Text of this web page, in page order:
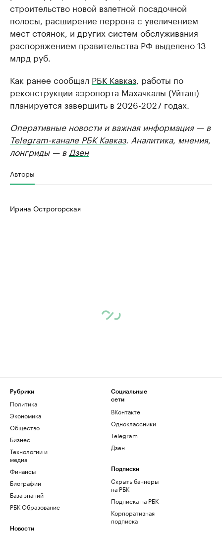
строительство новой взлетной посадочной
полосы, расширение перрона с увеличением
мест стоянок, и других систем обслуживания
распоряжением правительства РФ выделено 13
млрд руб.
Как ранее сообщал РБК Кавказ , работы по
реконструкции аэропорта Махачкалы (Уйташ)
планируется завершить в 2026-2027 годах.
Оперативные новости и важная информация — в
Telegram-канале РБК Кавказ. Аналитика, мнения,
лонгриды — в Дзен
Авторы
Ирина Острогорская
Рубрики
Политика
Экономика
Общество
Бизнес
Технологии и
медиа
Финансы
Биографии
База знаний
РБК Образование
Новости
Социальные
сети
ВКонтакте
Одноклассники
Telegram
Дзен
Подписки
Скрыть баннеры
на РБК
Подписка на РБК
Корпоративная
подписка